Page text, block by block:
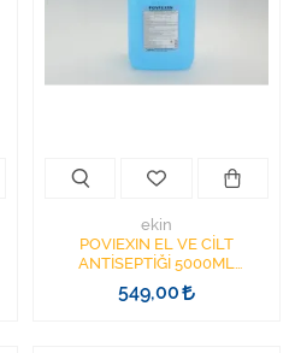
ekin
POVIEXIN EL VE CİLT
ANTİSEPTİĞİ 5000ML
DEZENFEKTAN 5LT POVİEXİN
1BİDON ALKOL BAZLI
549,00